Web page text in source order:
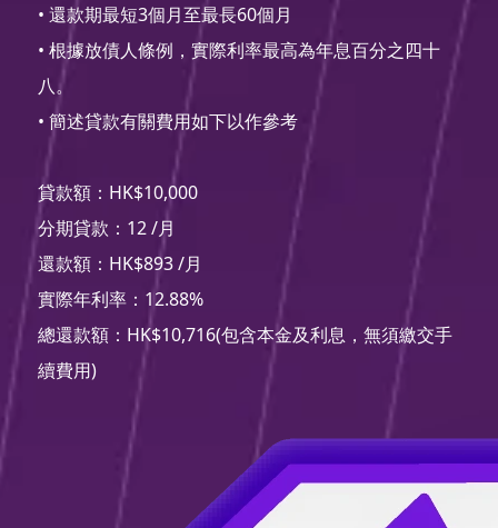
• 還款期最短3個月至最長60個月
• 根據放債人條例，實際利率最高為年息百分之四十
八。
• 簡述貸款有關費用如下以作參考
貸款額：HK$10,000
分期貸款：12 /月
還款額：HK$893 /月
實際年利率：12.88%
總還款額：HK$10,716(包含本金及利息，無須繳交手
續費用)